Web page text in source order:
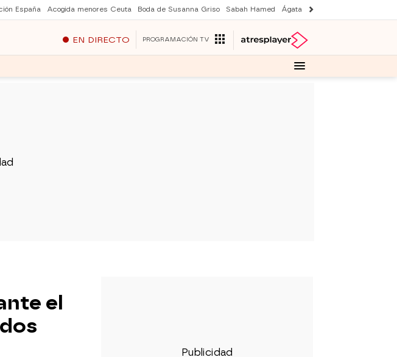
España Acogida menores Ceuta Boda de Susanna Griso Sabah Hamed Ágata y Lola
EN DIRECTO PROGRAMACIÓN TV
el